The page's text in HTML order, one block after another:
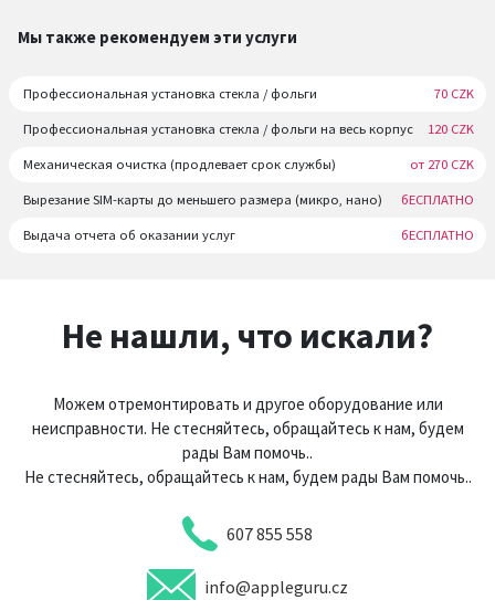
Мы также рекомендуем эти услуги
Профессиональная установка стекла / фольги 70 CZK
Профессиональная установка стекла / фольги на весь корпус 120 CZK
Механическая очистка (продлевает срок службы) от 270 CZK
Вырезание SIM-карты до меньшего размера (микро, нано) бЕСПЛАТНО
Выдача отчета об оказании услуг бЕСПЛАТНО
Не нашли, что искали?
Можем отремонтировать и другое оборудование или
неисправности. Не стесняйтесь, обращайтесь к нам, будем
рады Вам помочь..
Не стесняйтесь, обращайтесь к нам, будем рады Вам помочь..
607 855 558
info@appleguru.cz